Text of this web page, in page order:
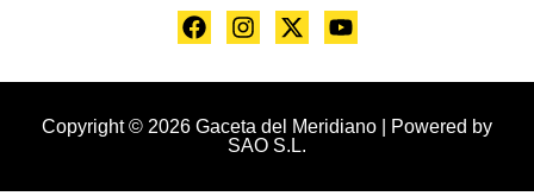
Copyright © 2026 Gaceta del Meridiano | Powered by
SAO S.L.